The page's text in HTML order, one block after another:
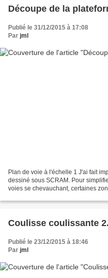
Découpe de la
Publié le 31/12/2015 à 17:08
Par jml
Plan de voie à l'échelle 1 J'ai fait
dessiné sous SCRAM. Pour
voies se chevauchant, certaines
Coulisse coulissante
Publié le 23/12/2015 à 18:46
Par jml